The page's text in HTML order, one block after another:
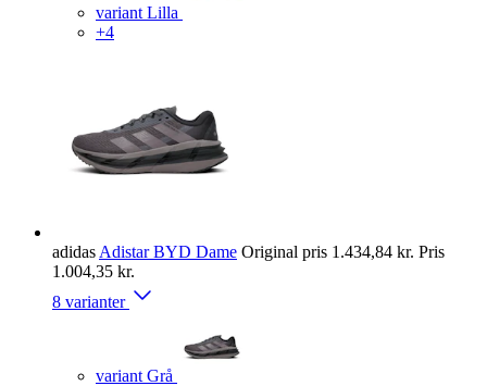
variant Lilla
+4
adidas Adistar BYD Dame Original pris 1.434,84 kr. Pris
1.004,35 kr.
8 varianter
variant Grå